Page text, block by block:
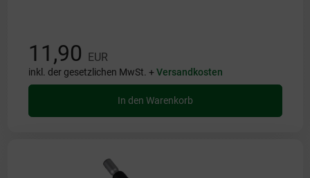
11,90 EUR
inkl. der gesetzlichen MwSt. +Versandkosten
In den Warenkorb